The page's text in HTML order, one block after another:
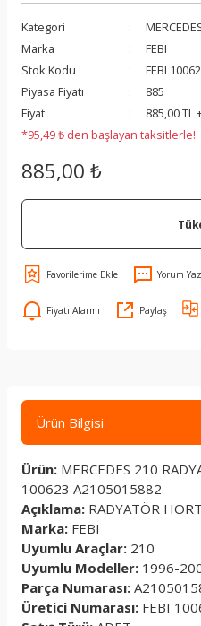
Kategori
Marka
FEBI
Stok Kodu
FEBI
Piyasa Fiyatı
885
Fiyat
885,00 TL
*95,49 ₺ den başlayan taksitlerle!
885,00 ₺
Yorum Yaz
Fiyatı Alarmı Paylaş
Ürün Bilgisi
Ürün: MERCEDES 210
100623 A2105015882
Açıklama: RADYATÖR
Marka: FEBI
Uyumlu Araçlar: 210
Uyumlu Modeller: 1996-
Parça Numarası:
Üretici Numarası: FEBI